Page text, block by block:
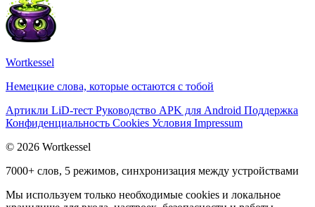
Wortkessel
Немецкие слова, которые остаются с тобой
Артикли LiD-тест Руководство APK для Android Поддержка
Конфиденциальность Cookies Условия Impressum
© 2026 Wortkessel
7000+ слов, 5 режимов, синхронизация между устройствами
Мы используем только необходимые cookies и локальное